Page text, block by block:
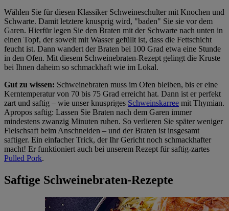
Wählen Sie für diesen Klassiker Schweineschulter mit Knochen und
Schwarte. Damit letztere knusprig wird, "baden" Sie sie vor dem
Garen. Hierfür legen Sie den Braten mit der Schwarte nach unten in
einen Topf, der soweit mit Wasser gefüllt ist, dass die Fettschicht
feucht ist. Dann wandert der Braten bei 100 Grad etwa eine Stunde
in den Ofen. Mit diesem Schweinebraten-Rezept gelingt die Kruste
bei Ihnen daheim so schmackhaft wie im Lokal.
Gut zu wissen: Schweinebraten muss im Ofen bleiben, bis er eine
Kerntemperatur von 70 bis 75 Grad erreicht hat. Dann ist er perfekt
zart und saftig – wie unser knuspriges Schweinskarree mit Thymian.
Apropos saftig: Lassen Sie Braten nach dem Garen immer
mindestens zwanzig Minuten ruhen. So verlieren Sie später weniger
Fleischsaft beim Anschneiden – und der Braten ist insgesamt
saftiger. Ein einfacher Trick, der Ihr Gericht noch schmackhafter
macht! Er funktioniert auch bei unserem Rezept für saftig-zartes
Pulled Pork.
Saftige Schweinebraten-Rezepte